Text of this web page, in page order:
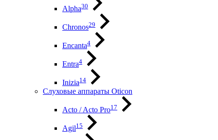
Alpha30
Chronos29
Encanta4
Entra4
Inizia14
Слуховые аппараты Oticon
Acto / Acto Pro17
Agil15